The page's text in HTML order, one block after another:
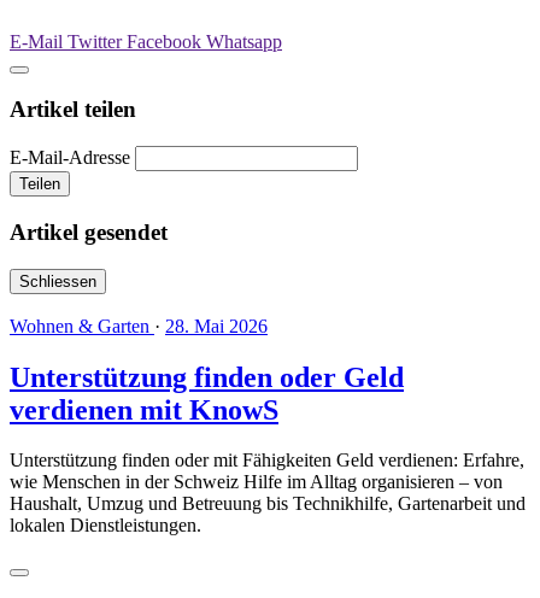
E-Mail TwitterFacebook Whatsapp
Artikel teilen
E-Mail-Adresse
Teilen
Artikel gesendet
Schliessen
Wohnen & Garten · 28. Mai 2026
Unterstützung finden oder Geld
verdienen mit KnowS
Unterstützung finden oder mit Fähigkeiten Geld verdienen: Erfahre,
wie Menschen in der Schweiz Hilfe im Alltag organisieren – von
Haushalt, Umzug und Betreuung bis Technikhilfe, Gartenarbeit und
lokalen Dienstleistungen.